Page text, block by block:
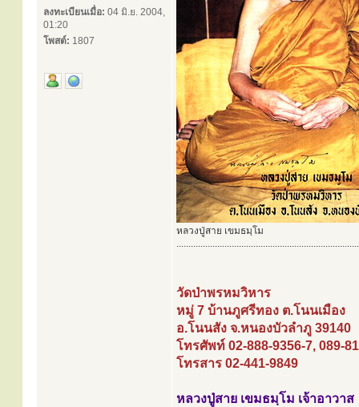
ลงทะเบียนเมื่อ: 04 มิ.ย. 2004,
01:20
โพสต์: 1807
หลวงปู่สาย เขมธมฺโม
............................................................................
วัดป่าพรหมวิหาร
หมู่ 7 บ้านภูศรีทอง ต.โนนเมือง
อ.โนนสัง จ.หนองบัวลำภู 39140
โทรศัพท์ 02-888-9356-7, 089-
โทรสาร 02-441-9849
หลวงปู่สาย เขมธมฺโม เจ้าอาวาส